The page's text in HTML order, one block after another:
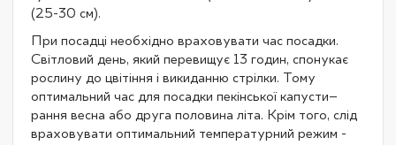
(25-30 см).
При посадці необхідно враховувати час посадки.
Світловий день, який перевищує 13 годин, спонукає
рослину до цвітіння і викиданню стрілки. Тому
оптимальний час для посадки пекінської капусти–
рання весна або друга половина літа. Крім того, слід
враховувати оптимальний температурний режим -